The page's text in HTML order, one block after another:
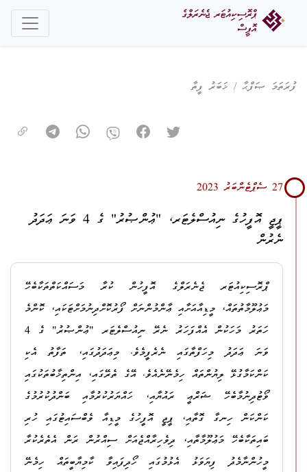
ފުރަތަމަ ޞަފްޙާ ޚަބަރު ފީތާ
27 ސެޕްޓެންބަރު 2023
ޕީޖީ އޮފީހުގެ ނިއުސްލެޓަރ، "ޢުންޞުރު" ގެ 4 ވަނަ ޢަދަދު
ނެރުން
ޕްރޮސިކިއުޓަރ ޖެނެރަލްގެ އޮފީހުން ކުރާ މަސައްކަތްތަކާބެހޭ
މަޢުލޫމާތުތައް، މީޑިއާއަށާއި ޢާންމުންނަށް ފޯރުކޮށްދިނުމަށްޓަކައި، ކޮންމެ
ހަތަރު މަހަކުން އެއްފަހަރު ނެރޭ ނިއުސްލެޓަރ "ޢުންޞުރު" ގެ 4
ވަނަ ޢަދަދު މިހަފްތާގައި ނެރެފީމެވެ. މިޢަދަދުގައި، ތަފާތު އެކި
ކަންކަމާގުޅޭ ލިޔުންތައް ހިމެނޭނެއެވެ. އޭގެ ތެރޭގައި، އިންތިޚާބުތަކުގައި
ވޯޓުދިނުމާބެހޭ ޝަރްޢީ ރައުޔާއި، ހައްޔަރުކުރުމާއި ބަންދުކުރުމުގެ
ކަންކަން ހިނގާ ގޮތާއި، ޕީޖީ އޮފީހުގެ މީޑިއާ ވެބްސައިޓުގައި ހުރި
ބައިތަކާބެހޭ މަޢުލޫމާތާއި، ދިވެހިރާއްޖެއަށް ސިއްރުން ރަން އެތެރެކުރާ
މީހުންނާމެދު ފިޔަވަޅު އެޅުމުގައި ހޯދިފައިވާ ކާމިޔާބީތައް ހިމެނޭ